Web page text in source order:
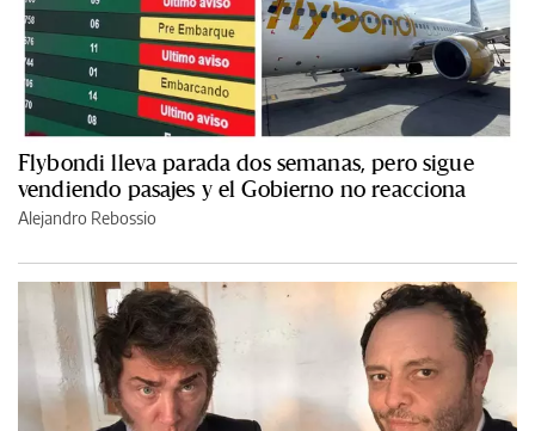
Flybondi lleva parada dos semanas, pero sigue
vendiendo pasajes y el Gobierno no reacciona
Alejandro Rebossio